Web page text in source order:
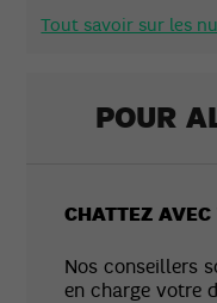
Tout savoir sur les
POUR
CHATTEZ AVEC
Nos conseillers
en charge votre